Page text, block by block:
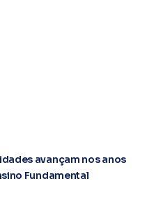
avançam nos anos
Fundamental